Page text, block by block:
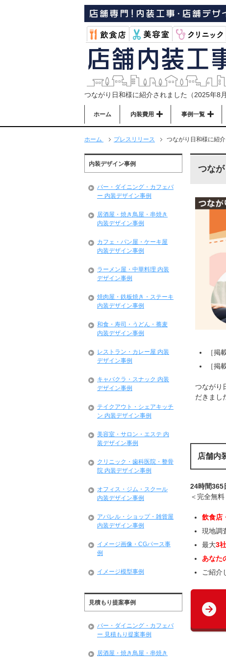
つながり日和様に紹介されました（2025年8月
ホーム 内装費用 事例一覧
ホーム プレスリリース つながり日和様に紹
つな
［掲
［掲
つながり
だきまし
店舗内
24時間365
＜完全無
飲食店
現地調
最大3
あなた
ご紹介
内装デザイン事例
バー・ダイニング・カフェバ
ー 内装デザイン事例
居酒屋・焼き鳥屋・串焼き
内装デザイン事例
カフェ・パン屋・ケーキ屋
内装デザイン事例
ラーメン屋・中華料理 内装
デザイン事例
焼肉屋・鉄板焼き・ステーキ
内装デザイン事例
和食・寿司・うどん・蕎麦
内装デザイン事例
レストラン・カレー屋 内装
デザイン事例
キャバクラ・スナック 内装
デザイン事例
テイクアウト・シェアキッチ
ン 内装デザイン事例
美容室・サロン・エステ 内
装デザイン事例
クリニック・歯科医院・整骨
院 内装デザイン事例
オフィス・ジム・スクール
内装デザイン事例
アパレル・ショップ・雑貨屋
内装デザイン事例
イメージ画像・CGパース事
例
イメージ模型事例
見積もり提案事例
バー・ダイニング・カフェバ
ー 見積もり提案事例
居酒屋・焼き鳥屋・串焼き